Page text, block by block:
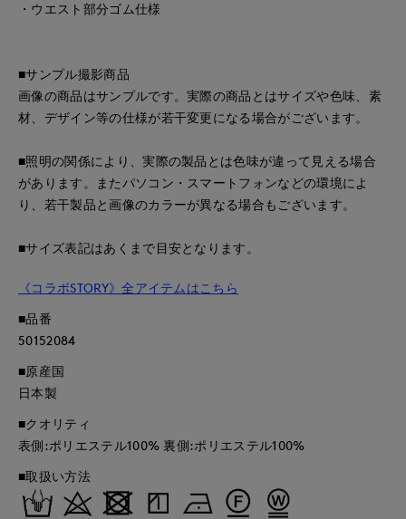
・ウエスト部分ゴム仕様
■サンプル撮影商品
画像の商品はサンプルです。実際の商品とはサイズや色味、素
材、デザイン等の仕様が若干変更になる場合がございます。
■照明の関係により、実際の製品とは色味が違って見える場合
があります。またパソコン・スマートフォンなどの環境によ
り、若干製品と画像のカラーが異なる場合もございます。
■サイズ表記はあくまで目安となります。
《コラボSTORY》全アイテムはこちら
■品番
50152084
■原産国
日本製
■クオリティ
表側:ポリエステル100% 裏側:ポリエステル100%
■取扱い方法